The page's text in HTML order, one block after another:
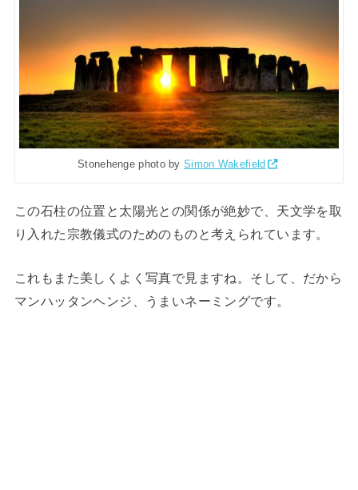
Stonehenge photo bySimon Wakefield
この石柱の位置と太陽光との関係が絶妙で、天文学を取
り入れた宗教儀式のためのものと考えられています。
これもまた美しくよく写真で見ますね。そして、だから
マンハッタンヘンジ、うまいネーミングです。